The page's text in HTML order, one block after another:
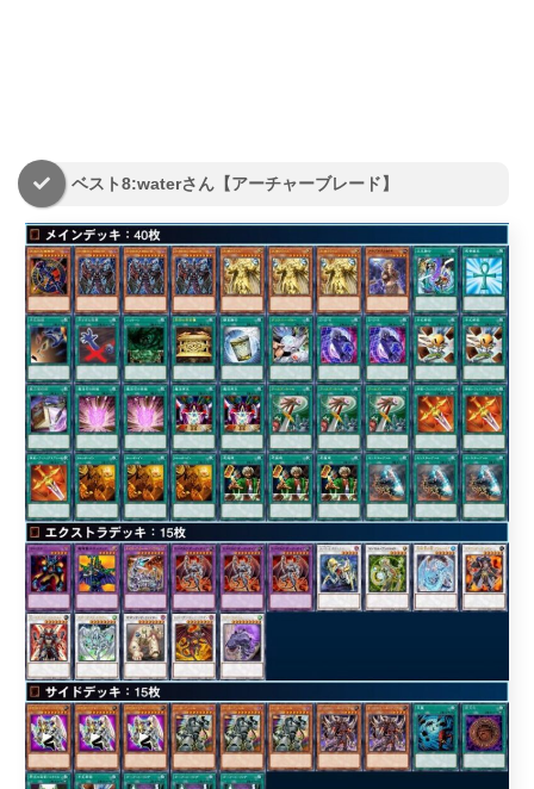
ベスト8:waterさん【アーチャーブレード】